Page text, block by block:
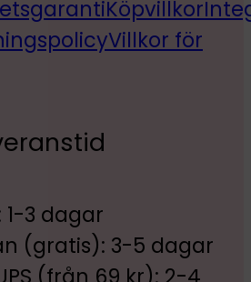
Köpvillkor
Villkor för
3 dagar
(gratis): 3-5 dagar